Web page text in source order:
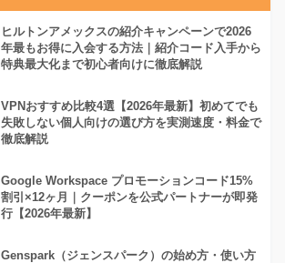
ヒルトンアメックスの紹介キャンペーンで2026
年最もお得に入会する方法｜紹介コード入手から
特典最大化まで初心者向けに徹底解説
VPNおすすめ比較4選【2026年最新】初めてでも
失敗しない個人向けの選び方を実測速度・料金で
徹底解説
Google Workspace プロモーションコード15%
割引×12ヶ月｜クーポンを公式パートナーが即発
行【2026年最新】
Genspark（ジェンスパーク）の始め方・使い方